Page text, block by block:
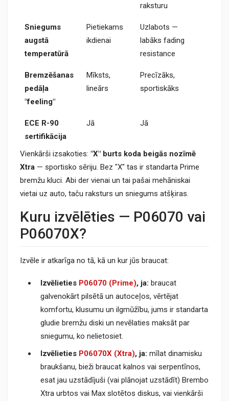
raksturu
Sniegums
augstā
temperatūrā
Pietiekams
ikdienai
Uzlabots —
labāks fading
resistance
Bremzēšanas
pedāļa
"feeling"
Mīksts,
lineārs
Precīzāks,
sportiskāks
ECE R-90
sertifikācija
Jā Jā
Vienkārši izsakoties: "X" burts koda beigās nozīmē
Xtra — sportisko sēriju. Bez "X" tas ir standarta Prime
bremžu kluci. Abi der vienai un tai pašai mehāniskai
vietai uz auto, taču raksturs un sniegums atšķiras.
Kuru izvēlēties — P06070 vai
P06070X?
Izvēle ir atkarīga no tā, kā un kur jūs braucat:
Izvēlieties P06070 (Prime), ja: braucat
galvenokārt pilsētā un autoceļos, vērtējat
komfortu, klusumu un ilgmūžību, jums ir standarta
gludie bremžu diski un nevēlaties maksāt par
sniegumu, ko nelietosiet.
Izvēlieties P06070X (Xtra), ja: mīlat dinamisku
braukšanu, bieži braucat kalnos vai serpentīnos,
esat jau uzstādījuši (vai plānojat uzstādīt) Brembo
Xtra urbtos vai Max slotētos diskus, vai vienkārši